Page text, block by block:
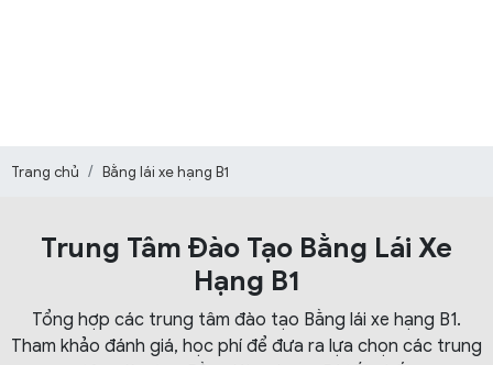
Trang chủ Bằng lái xe hạng B1
Trung Tâm Đào Tạo Bằng Lái Xe
Hạng B1
Tổng hợp các trung tâm đào tạo Bằng lái xe hạng B1.
Tham khảo đánh giá, học phí để đưa ra lựa chọn các trung